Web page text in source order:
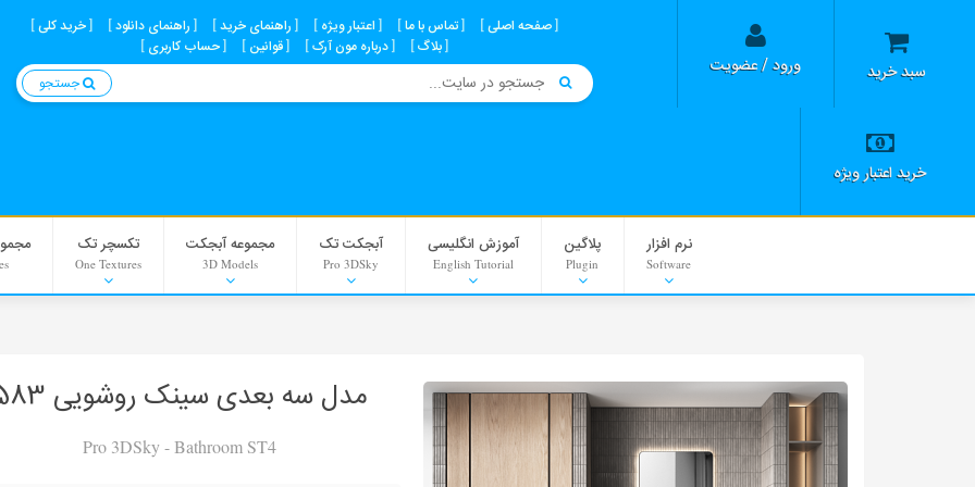
سبد خرید ورود / عضویت
خرید اعتبار ویژه
صفحه اصلی تماس با ما اعتبار ویژه راهنمای خرید راهنمای دانلود
خرید کلی
بلاگ
درباره مون آرک قوانین
حساب کاربری
نرم افزار
Software
پلاگین
Plugin
آموزش انگلیسی
English Tutorial
آبجکت تک
Pro 3DSky
مجموعه آبجکت
3D Models
تکسچر تک
One Textures
Backgroundمدل سه بعدی سینک روشویی 583
Pro 3DSky - Bathroom ST4